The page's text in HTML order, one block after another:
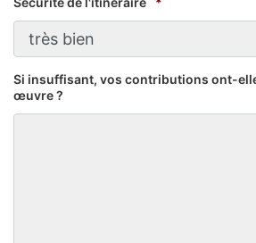
Si insuffisant, vos contributions ont-
œuvre ?